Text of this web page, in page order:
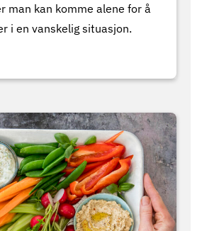
man kan komme alene for å
i en vanskelig situasjon.